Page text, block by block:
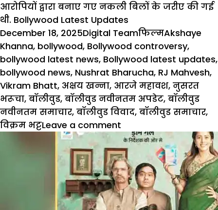
आरोपियों द्वारा बनाए गए नकली बिलों के जरीए की गई
थी. Bollywood Latest Updates
Posted
on
December 18, 2025Author
Digital TeamCategories
फिल्मTags
Akshaye
Khanna, bollywood, Bollywood controversy,
bollywood latest news, Bollywood latest updates,
bollywood news, Nushrat Bharucha, RJ Mahvesh,
Vikram Bhatt, अक्षय खन्ना, आरजे महावश, नुसरत
भरूचा, बॉलीवुड, बॉलीवुड नवीनतम अपडेट, बॉलीवुड
नवीनतम समाचार, बॉलीवुड विवाद, बॉलीवुड समाचार,
विक्रम भट्टLeave a comment
Bollywood
Latest
Updates:
नुशरत
भरूचा
के